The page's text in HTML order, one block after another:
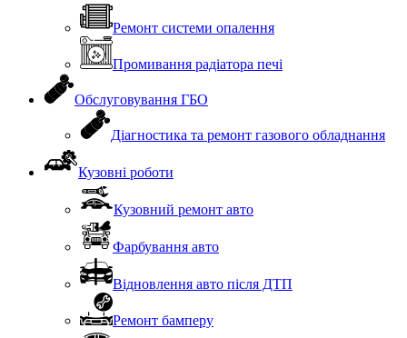
Ремонт системи опалення
Промивання радіатора печі
Обслуговування ГБО
Діагностика та ремонт газового обладнання
Кузовні роботи
Кузовний ремонт авто
Фарбування авто
Відновлення авто після ДТП
Ремонт бамперу